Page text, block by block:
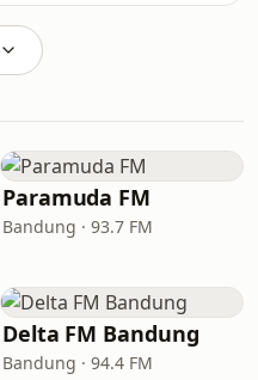
Paramuda FM
Bandung · 93.7 FM
Delta FM Bandung
Bandung · 94.4 FM